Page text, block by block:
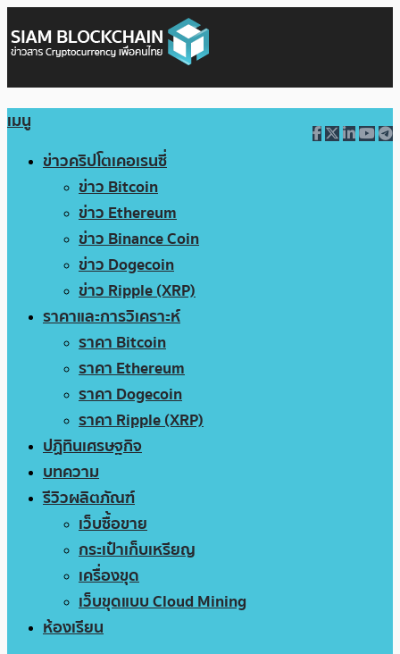
เมนู
ข่าวคริปโตเคอเรนซี่
ข่าว Bitcoin
ข่าว Ethereum
ข่าว Binance Coin
ข่าว Dogecoin
ข่าว Ripple (XRP)
ราคาและการวิเคราะห์
ราคา Bitcoin
ราคา Ethereum
ราคา Dogecoin
ราคา Ripple (XRP)
ปฏิทินเศรษฐกิจ
บทความ
รีวิวผลิตภัณฑ์
เว็บซื้อขาย
กระเป๋าเก็บเหรียญ
เครื่องขุด
เว็บขุดแบบ Cloud Mining
ห้องเรียน